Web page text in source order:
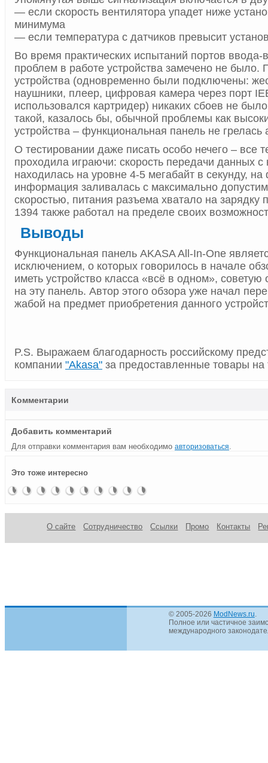
— если скорость вентилятора упадет ниже
минимума
— если температура с датчиков превысит
Во время практических испытаний портов ввода-
проблем в работе устройства замечено не было.
устройства (одновременно были подключены:
наушники, плеер, цифровая камера через порт
использовался картридер) никаких сбоев не
такой, казалось бы, обычной проблемы как
устройства – функциональная панель не грелась
О тестировании даже писать особо нечего – все
проходила играючи: скорость передачи данных
находилась на уровне 4-5 мегабайт в секунду,
информация заливалась с максимально
скоростью, питания разъема хватало на зарядку
1394 также работал на пределе своих
Выводы
Функциональная панель AKASA All-In-One
исключением, о которых говорилось в начале
иметь устройство класса «всё в одном», советую
на эту панель. Автор этого обзора уже начал
жабой на предмет приобретения данного
P.S. Выражаем благодарность российскому
компании "Akasa" за предоставленные товары на
Комментарии
Добавить комментарий
Для отправки комментария вам необходимо авторизоваться
Это тоже интересно
панель
Chromatic
Windmill
панель
Panel II
представляет
станцию
SATA
панель
Meter от
компании
мультимедиа-
Scythe
Kama-
MS1000-
HS1
внешний
бокс
Master
Aerogate
Foxconn
О сайте Сотрудничество Ссылки Промо Контакты
© 2005-2026 ModNews.ru
Полное или частичное
международного